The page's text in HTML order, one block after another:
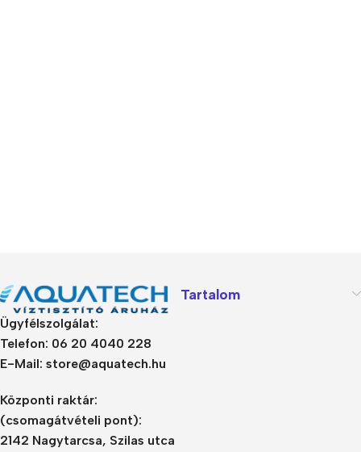
Ügyfélszolgálat:
Telefon: 06 20 4040 228
E-Mail: store@aquatech.hu
Központi raktár:
(csomagátvételi pont):
2142 Nagytarcsa, Szilas utca
Tartalom